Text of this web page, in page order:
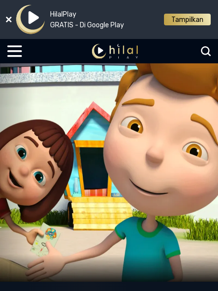
HilalPlay
GRATIS - Di Google Play
Tampilkan